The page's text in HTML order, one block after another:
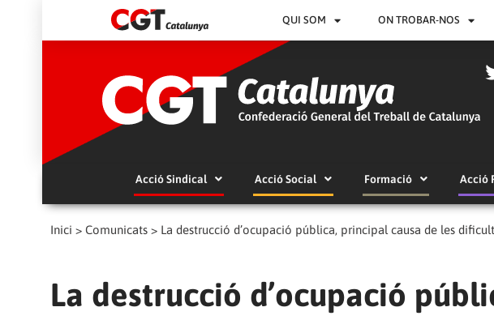
QUI SOM ON TROBAR-NOS
Acció Sindical Acció Social Formació Acció
Inici > Comunicats > La destrucció d’ocupació pública, principal causa de les
La destrucció d’ocupació